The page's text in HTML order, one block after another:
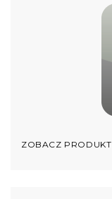
ZOBACZ PRODUKT